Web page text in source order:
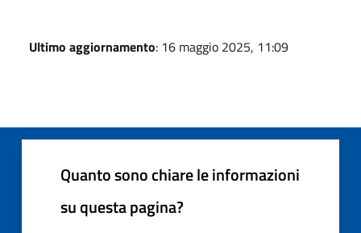
Ultimo aggiornamento: 16 maggio 2025, 11:09
Quanto sono chiare le informazioni
su questa pagina?